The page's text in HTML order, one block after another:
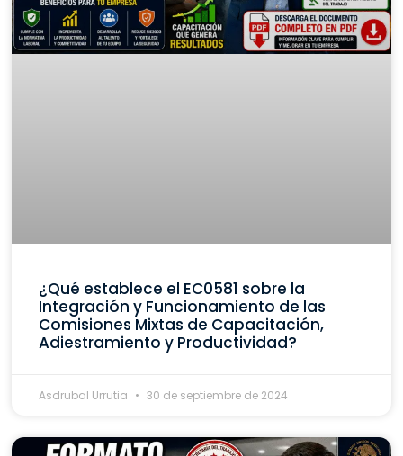
¿Qué establece el EC0581 sobre la
Integración y Funcionamiento de las
Comisiones Mixtas de Capacitación,
Adiestramiento y Productividad?
Asdrubal Urrutia 30 de septiembre de 2024